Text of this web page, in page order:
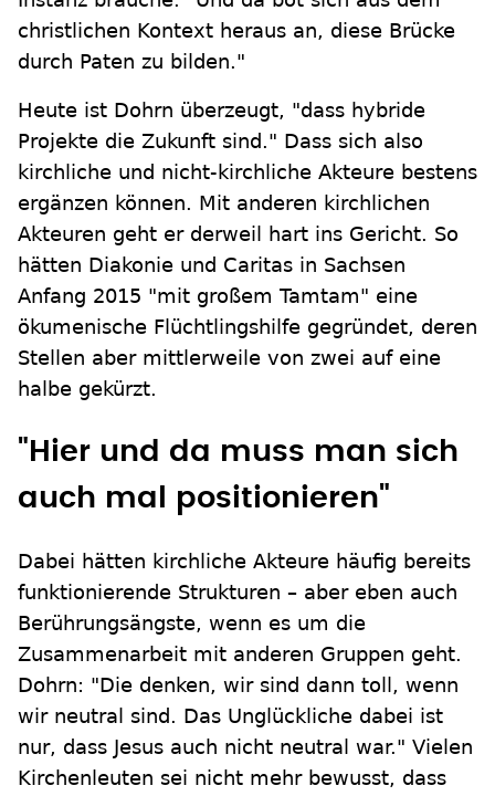
christlichen Kontext heraus an, diese Brücke
durch Paten zu bilden."
Heute ist Dohrn überzeugt, "dass hybride
Projekte die Zukunft sind." Dass sich also
kirchliche und nicht-kirchliche Akteure bestens
ergänzen können. Mit anderen kirchlichen
Akteuren geht er derweil hart ins Gericht. So
hätten Diakonie und Caritas in Sachsen
Anfang 2015 "mit großem Tamtam" eine
ökumenische Flüchtlingshilfe gegründet, deren
Stellen aber mittlerweile von zwei auf eine
halbe gekürzt.
"Hier und da muss man sich
auch mal positionieren"
Dabei hätten kirchliche Akteure häufig bereits
funktionierende Strukturen – aber eben auch
Berührungsängste, wenn es um die
Zusammenarbeit mit anderen Gruppen geht.
Dohrn: "Die denken, wir sind dann toll, wenn
wir neutral sind. Das Unglückliche dabei ist
nur, dass Jesus auch nicht neutral war." Vielen
Kirchenleuten sei nicht mehr bewusst, dass